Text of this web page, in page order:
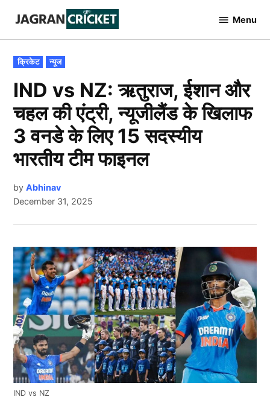
content
Cricket
Menu
POSTED
IN
क्रिकेट न्यूज
IND vs NZ: ऋतुराज, ईशान और
चहल की एंट्री, न्यूजीलैंड के खिलाफ
3 वनडे के लिए 15 सदस्यीय
भारतीय टीम फाइनल
by Abhinav
December 31, 2025
IND vs NZ